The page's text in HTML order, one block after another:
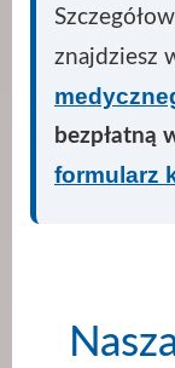
znajdziesz
bezpłatną
formularz